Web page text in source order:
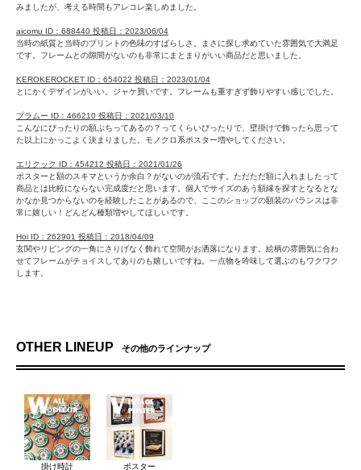
みましたが、考える時間もアレコレ楽しめました。
aicomu ID：688440 投稿日：2023/06/04
当時の紙質と当時のプリントの色味のすばらしさ。まさに探し求めていた雰囲気で大満足
です。フレームとの隙間がないのも非常にまとまりがいい商品だと思いました。
KEROKEROCKET ID：654022 投稿日：2023/01/04
とにかくデザインがいい。ジャケ買いです。フレームも重すぎず飾りやすい感じでした。
プラムー ID：466210 投稿日：2021/03/10
こんなにぴったりの額ぶちってあるの？ってくらいぴったりで、壁掛けで飾ったら思って
た以上にかっこよく決まりました。モノクロ系ポスター増やしてください。
エリクック ID：454212 投稿日：2021/01/26
ポスターと額のスキマというか余白？がないのが流石です。ただただ額に入れましたって
商品とは比較にならない完成度だと思います。個人でサイズのあう額縁を探すとなるとな
かなか見つからないのを経験したことがあるので、ここのショップの額装のバランスは非
常に嬉しい！どんどん種類増やしてほしいです。
Hoi ID：262901 投稿日：2018/04/09
玄関やリビングの一角にさりげなく飾れて空間がお洒落になります。絵柄の雰囲気に合わ
せてフレームがチョイスしてありのも嬉しいですね。一点物を吟味して選ぶのもワクワク
します。
センスのよい切り抜きと額装がそのまま飾れて助かります。ウッドの額もかなり雰囲気あ
すね。
ピュアップ ID：217690 投稿日：2017/06/15
ポスターと額のサイズがぴったりで専用のものかと思うくらいまとまってます。レトロな
ゴールドフレームもいい感じでした。
DSKMS ID：213940 投稿日：2017/05/23
OTHER LINEUP その他のラインナップ
掛け時計 ポスター